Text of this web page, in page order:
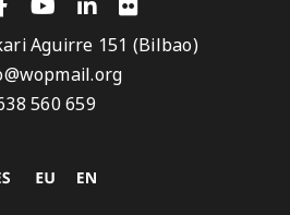
Aguirre 151 (Bilbao)
560 659